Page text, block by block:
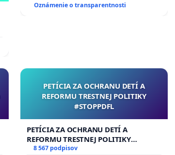
Oznámenie o transparentnosti
PETÍCIA ZA OCHRANU DETÍ A
REFORMU TRESTNEJ POLITIKY
#STOPPDFL
PETÍCIA ZA OCHRANU DETÍ A
REFORMU TRESTNEJ POLITIKY
#STOPPDFL
8 567 podpisov